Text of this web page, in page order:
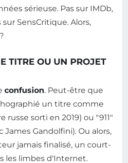
sérieuse. Pas sur IMDb,
sur SensCritique. Alors,
TITRE OU UN PROJET
confusion. Peut-être que
un titre comme
russe sorti en 2019) ou "911"
James Gandolfini). Ou alors,
jamais finalisé, un court-
les limbes d'Internet.